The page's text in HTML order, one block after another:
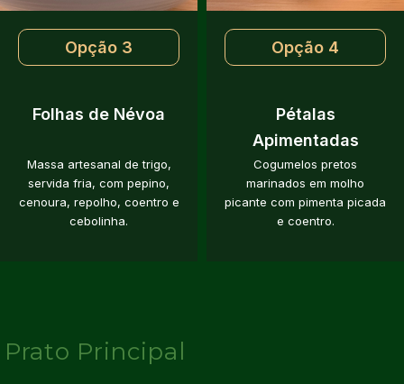
Opção 3
Folhas de Névoa
Massa artesanal de trigo,
servida fria, com pepino,
cenoura, repolho, coentro e
cebolinha.
Opção 4
Pétalas
Apimentadas
Cogumelos pretos
marinados em molho
picante com pimenta picada
e coentro.
Prato Principal